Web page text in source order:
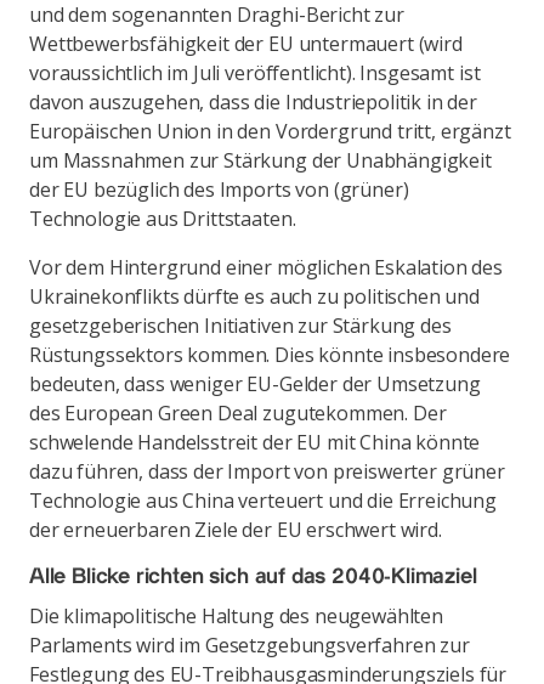
und dem sogenannten Draghi-Bericht zur
Wettbewerbsfähigkeit der EU untermauert (wird
voraussichtlich im Juli veröffentlicht). Insgesamt ist
davon auszugehen, dass die Industriepolitik in der
Europäischen Union in den Vordergrund tritt, ergänzt
um Massnahmen zur Stärkung der Unabhängigkeit
der EU bezüglich des Imports von (grüner)
Technologie aus Drittstaaten.
Vor dem Hintergrund einer möglichen Eskalation des
Ukrainekonflikts dürfte es auch zu politischen und
gesetzgeberischen Initiativen zur Stärkung des
Rüstungssektors kommen. Dies könnte insbesondere
bedeuten, dass weniger EU-Gelder der Umsetzung
des European Green Deal zugutekommen. Der
schwelende Handelsstreit der EU mit China könnte
dazu führen, dass der Import von preiswerter grüner
Technologie aus China verteuert und die Erreichung
der erneuerbaren Ziele der EU erschwert wird.
Alle Blicke richten sich auf das 2040-Klimaziel
Die klimapolitische Haltung des neugewählten
Parlaments wird im Gesetzgebungsverfahren zur
Festlegung des EU-Treibhausgasminderungsziels für